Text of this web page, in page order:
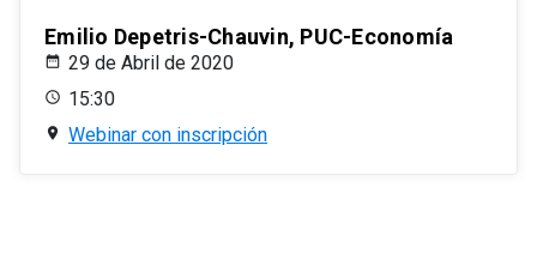
Emilio Depetris-Chauvin, PUC-Economía
29 de Abril de 2020
15:30
Webinar con inscripción